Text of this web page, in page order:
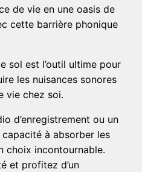
de vie en une oasis de
cette barrière phonique
sol est l’outil ultime pour
les nuisances sonores
vie chez soi.
d’enregistrement ou un
à absorber les
choix incontournable.
et profitez d’un